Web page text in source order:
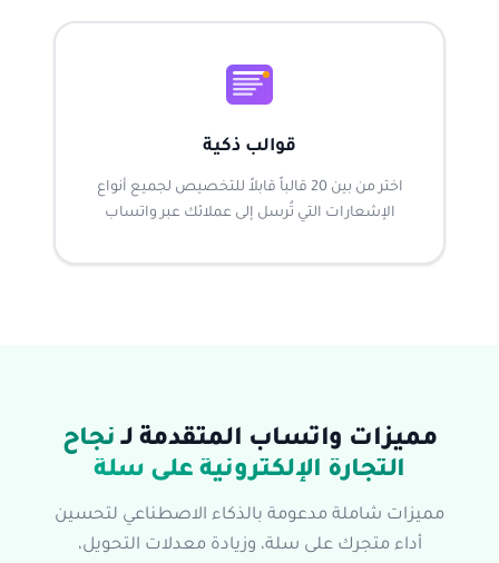
قوالب ذكية
اختر من بين 20 قالباً قابلاً للتخصيص لجميع أنواع
الإشعارات التي تُرسل إلى عملائك عبر واتساب
مميزات واتساب المتقدمة لـ نجاح
التجارة الإلكترونية على سلة
مميزات شاملة مدعومة بالذكاء الاصطناعي لتحسين
أداء متجرك على سلة، وزيادة معدلات التحويل،